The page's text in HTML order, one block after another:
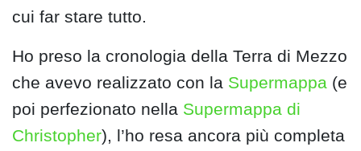
cui far stare tutto.
Ho preso la cronologia della Terra di Mezzo
che avevo realizzato con la Supermappa (e
poi perfezionato nella Supermappa di
Christopher), l’ho resa ancora più completa